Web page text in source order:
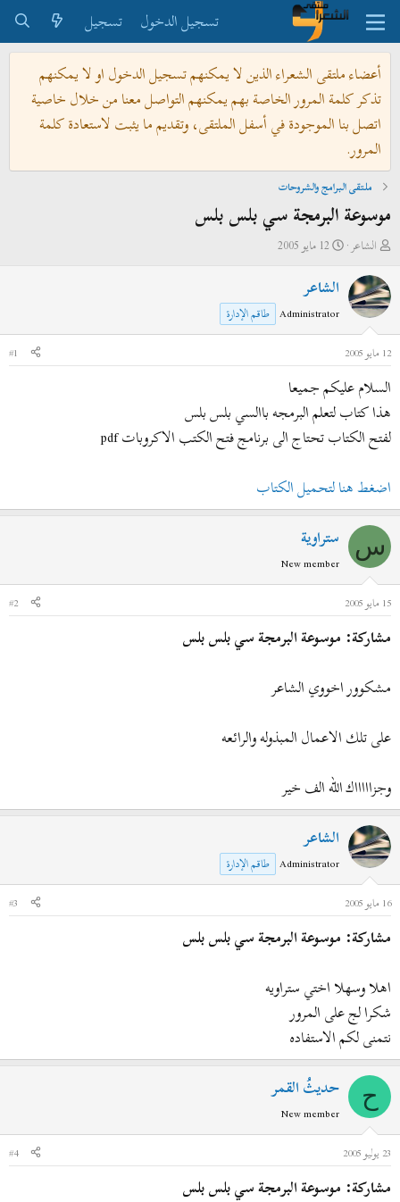
تسجيل الدخول
تسجيل
أعضاء ملتقى الشعراء الذين لا يمكنهم تسجيل الدخول او لا يمكنهم
تذكر كلمة المرور الخاصة بهم يمكنهم التواصل معنا من خلال خاصية
اتصل بنا الموجودة في أسفل الملتقى، وتقديم ما يثبت لاستعادة كلمة
المرور.
ملتقى البرامج والشروحات
موسوعة البرمجة سي بلس بلس
ب
د
ئ
ل
م
و
ض
ع
الشاعر
ت
ر
ي
ل
ب
د
12 مايو 2005
الشاعر
Administrator طاقم الإدارة
12 مايو 2005
#1
السلام عليكم جميعا
هذا كتاب لتعلم البرمجه باالسي بلس بلس
لفتح الكتاب تحتاج الى برنامج فتح الكتب الاكروبات pdf
اضغط هنا لتحميل الكتاب
س ستراوية
New member
15 مايو 2005
#2
مشاركة: موسوعة البرمجة سي بلس بلس
مشكوور اخووي الشاعر
على تلك الاعمال المبذوله والرائعه
وجزاااااك الله الف خير
الشاعر
Administrator طاقم الإدارة
16 مايو 2005
#3
مشاركة: موسوعة البرمجة سي بلس بلس
اهلا وسهلا اختي ستراويه
شكرا لج على المرور
نتمنى لكم الاستفاده
ح حديثُ القمر
New member
23 يوليو 2005
#4
مشاركة: موسوعة البرمجة سي بلس بلس